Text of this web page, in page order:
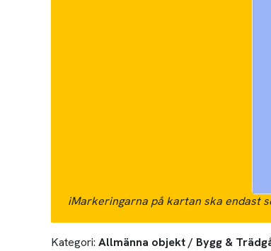
iMarkeringarna på kartan ska endast
Kategori: Allmänna objekt / Bygg &